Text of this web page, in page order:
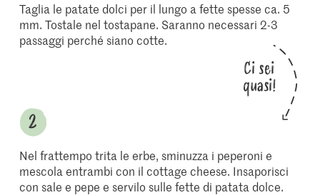
Taglia le patate dolci per il lungo a fette spesse ca. 5
mm. Tostale nel tostapane. Saranno necessari 2-3
passaggi perché siano cotte.
Ci sei
quasi!
Nel frattempo trita le erbe, sminuzza i peperoni e
mescola entrambi con il cottage cheese. Insaporisci
con sale e pepe e servilo sulle fette di patata dolce.